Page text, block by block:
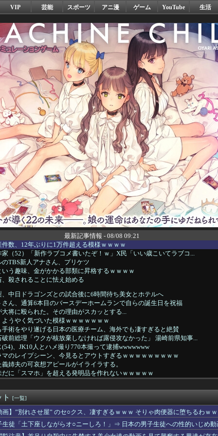
VIP 芸能 スポーツ アニ漫 ゲーム YouTube 生活
最新記事情報 - 08/08 09:21
数、12年ぶりに1万件超える模様ｗｗｗｗ
（52）「新作ラブコメ書いたぞ！ｗ」X民「いい歳こいてラブコ...
TBS新人アナさん、プリケツ
う趣味、金がかかる部類に昇格するｗｗｗｗ
殺されることに怯え始める
中日ドラゴンズとの試合後に6時間待ち美女とホテルへ
ん、通算6本目のバースデーホームランで自らの誕生日を祝福
将に殴られた。その理由がスカッとする...
うやく気づいた模様ｗｗｗｗｗｗｗ
術をやり遂げる日本の医療チーム、海外でも凄すぎると絶賛
前総理「ウクが核放棄しなければ露侵攻なかった」 湯崎前県知事...
、JK10人とハメ撮り770本撮って逮捕wwwwwww
のレイプシーン、今見るとアウトすぎるｗｗｗｗｗｗｗｗｗ
姉夫の可哀想アピールがイライラする。
に「スマホ」を超える発明品を作れないｗｗｗｗｗ
「ミニスカートはとてもムリよ若い子には負けるわｗｗ...
円区切りになって終わる…
？って誘い受け風の事言うゴミってまだ生存してるよね～
督は人見知り。競馬は好きだった(笑)」
、現代でもシコれそう
のにコルク半ヘルメットを被ってた」と因縁つけて暴行 少年らと父...
[一覧]
画】”別れさせ屋” のセ○クス、凄すぎるｗｗｗ そりゃ肉便器に堕ちるわｗ
生徒「土下座しながらオ○ニーしろ！」⇒ 日本の男子生徒への性的いじめ